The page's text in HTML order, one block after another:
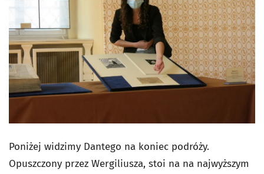
Poniżej widzimy Dantego na koniec podróży.
Opuszczony przez Wergiliusza, stoi na na najwyższym